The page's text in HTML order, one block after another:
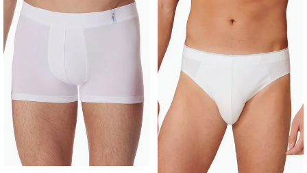
Toevoegen aan favorieten